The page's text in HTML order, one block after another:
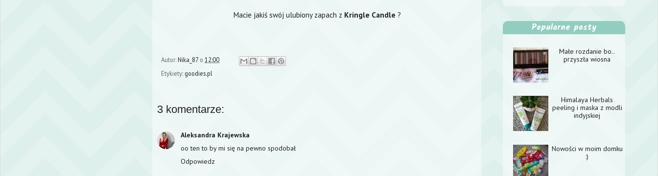
Macie jakiś swój ulubiony zapach z Kringle Candle ?
Autor:Nika_87 o 12:00
Etykiety: goodies.pl
3 komentarze:
Aleksandra Krajewska
oo ten to by mi się na pewno spodobał
Odpowiedz
Popularne posty
Małe rozdanie bo..
przyszła wiosna
Himalaya Herbals
peeling i maska z modli
indyjskiej
Nowości w moim domku
:)